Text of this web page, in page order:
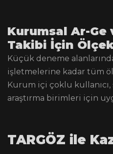
Kurumsal Ar-Ge
Takibi İçin
Küçük deneme
işletmelerine kadar tüm
Kurum içi çoklu kullanıcı,
araştırma birimleri için
TARGÖZ ile